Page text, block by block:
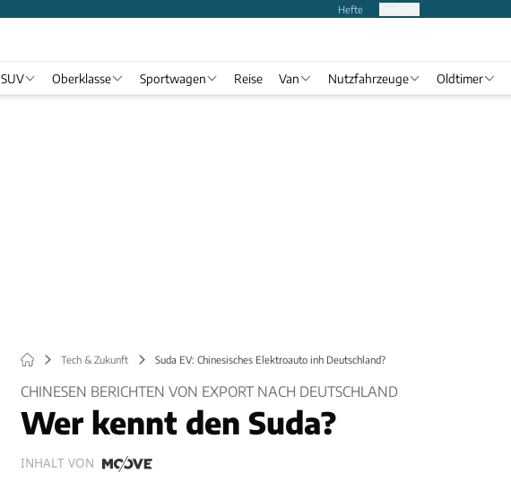
Hefte
SUV Oberklasse Sportwagen Reise Van Nutzfahrzeuge Oldtimer
Tech & Zukunft Suda EV: Chinesisches Elektroauto inh Deutschland?
CHINESEN BERICHTEN VON EXPORT NACH DEUTSCHLAND
Wer kennt den Suda?
INHALT VON